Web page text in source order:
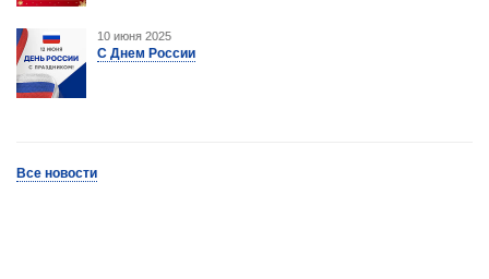
10 июня 2025
С Днем России
Все новости